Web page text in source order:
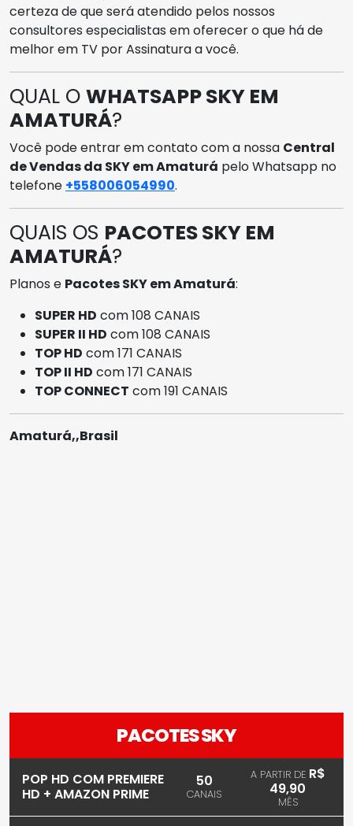
certeza de que será atendido pelos nossos
consultores especialistas em oferecer o que há de
melhor em TV por Assinatura a você.
QUAL O WHATSAPP SKY EM
AMATURÁ?
Você pode entrar em contato com a nossa Central
de Vendas da SKY em Amaturá pelo Whatsapp no
telefone +558006054990.
QUAIS OS PACOTES SKY EM
AMATURÁ?
Planos e Pacotes SKY em Amaturá:
SUPER HD com 108 CANAIS
SUPER II HD com 108 CANAIS
TOP HD com 171 CANAIS
TOP II HD com 171 CANAIS
TOP CONNECT com 191 CANAIS
Amaturá,,Brasil
PACOTES SKY
POP HD COM PREMIERE
HD + AMAZON PRIME
50
CANAIS
A PARTIR DE R$
49,90
MÊS